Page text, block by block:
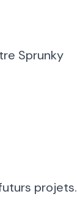
Sprunky
projets.